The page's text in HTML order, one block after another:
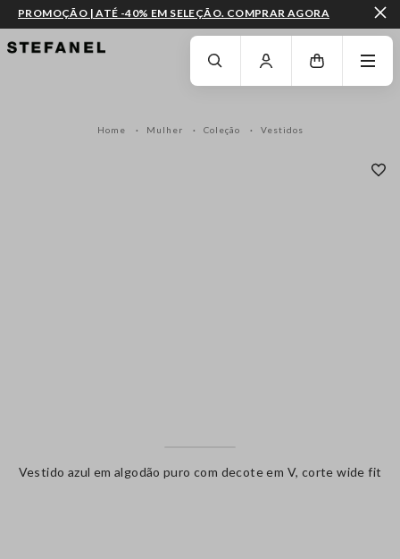
IR PARA O CONTEÚDO PRINCIPAL DESÇA ATÉ AO FIM DA PÁGINA
PROMOÇÃO | ATÉ -40% EM SELEÇÃO. COMPRAR AGORA
Home Mulher Coleção Vestidos
Vestido azul em algodão puro com decote em V, corte wide fit